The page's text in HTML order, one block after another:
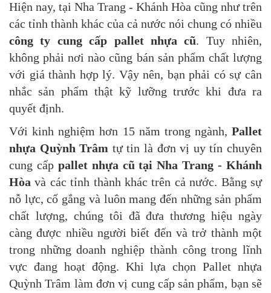
Hiện nay, tại Nha Trang - Khánh Hòa cũng như trên
các tỉnh thành khác của cả nước nói chung có nhiều
công ty cung cấp pallet nhựa cũ. Tuy nhiên,
không phải nơi nào cũng bán sản phẩm chất lượng
với giá thành hợp lý. Vậy nên, bạn phải có sự cân
nhắc sản phẩm thật kỹ lưỡng trước khi đưa ra
quyết định.
Với kinh nghiệm hơn 15 năm trong ngành, Pallet
nhựa Quỳnh Trâm tự tin là đơn vị uy tín chuyên
cung cấp pallet nhựa cũ tại Nha Trang - Khánh
Hòa và các tỉnh thành khác trên cả nước. Bằng sự
nỗ lực, cố gắng và luôn mang đến những sản phẩm
chất lượng, chúng tôi đã đưa thương hiệu ngày
càng được nhiều người biết đến và trở thành một
trong những doanh nghiệp thành công trong lĩnh
vực đang hoạt động. Khi lựa chọn Pallet nhựa
Quỳnh Trâm làm đơn vị cung cấp sản phẩm, bạn sẽ